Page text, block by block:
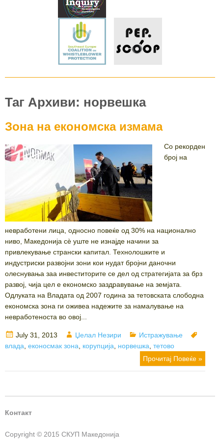
Таг Архиви: норвешка
Зона на економска измама
Со рекорден
број на
невработени лица, односно повеќе од 30% на национално
ниво, Македонија сè уште не изнајде начини за
привлекување странски капитал. Технолошките и
индустриски развојни зони кои нудат бројни даночни
олеснувања заа инвеститорите се дел од стратегијата за брз
развој, чија цел е економско заздравување на земјата.
Одлуката на Владата од 2007 година за тетовската слободна
економска зона ги оживеа надежите за намалување на
невработеноста во овој...
Posted
on
July 31, 2013 Author
Џелал Незири Categories
Истражување
влада еконосмак зона корупција норвешка тетово
Прочитај Повеќе »
Контакт
Copyright © 2015 СКУП Македонија